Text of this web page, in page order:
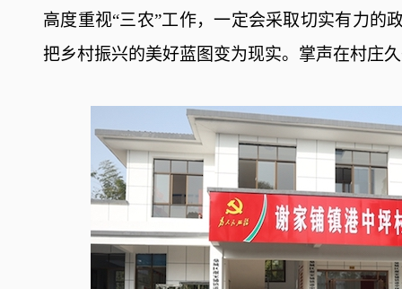
高度重视“三农”工作，一定会采取切实有力的
把乡村振兴的美好蓝图变为现实。掌声在村庄